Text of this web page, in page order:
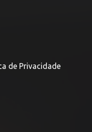
de Privacidade